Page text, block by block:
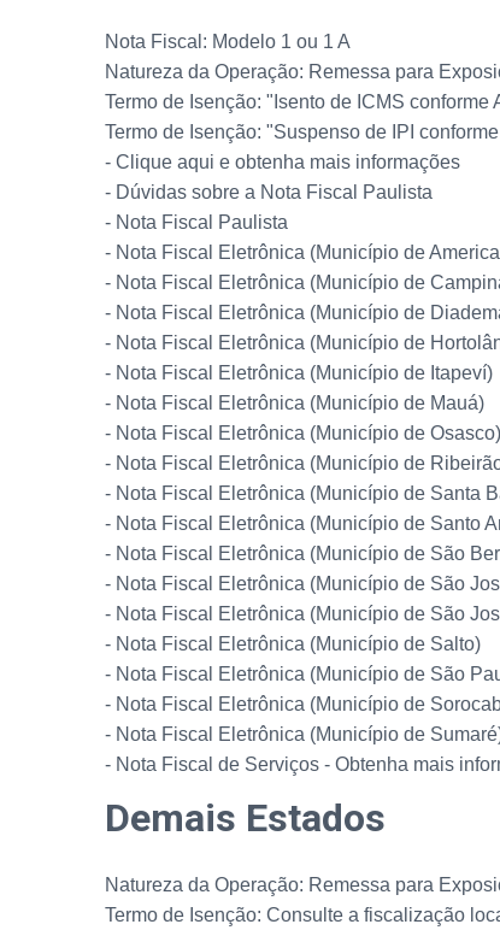
Nota Fiscal: Modelo 1 ou 1 A
Natureza da Operação: Remessa para
Termo de Isenção: "Isento de ICMS
Termo de Isenção: "Suspenso de IPI
- Clique aqui e obtenha mais informações
- Dúvidas sobre a Nota Fiscal Paulista
- Nota Fiscal Paulista
- Nota Fiscal Eletrônica (Município de
- Nota Fiscal Eletrônica (Município de
- Nota Fiscal Eletrônica (Município de
- Nota Fiscal Eletrônica (Município de
- Nota Fiscal Eletrônica (Município de Itapeví)
- Nota Fiscal Eletrônica (Município de Mauá)
- Nota Fiscal Eletrônica (Município de Osasco)
- Nota Fiscal Eletrônica (Município de
- Nota Fiscal Eletrônica (Município de Santa
- Nota Fiscal Eletrônica (Município de Santo
- Nota Fiscal Eletrônica (Município de São
- Nota Fiscal Eletrônica (Município de São
- Nota Fiscal Eletrônica (Município de São
- Nota Fiscal Eletrônica (Município de Salto)
- Nota Fiscal Eletrônica (Município de São
- Nota Fiscal Eletrônica (Município de
- Nota Fiscal Eletrônica (Município de
- Nota Fiscal de Serviços - Obtenha mais
Demais Estados
Natureza da Operação: Remessa para
Termo de Isenção: Consulte a fiscalização